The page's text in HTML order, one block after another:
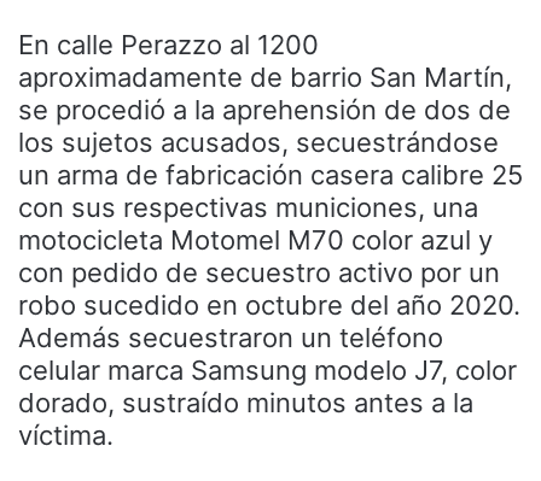
En calle Perazzo al 1200
aproximadamente de barrio San Martín,
se procedió a la aprehensión de dos de
los sujetos acusados, secuestrándose
un arma de fabricación casera calibre 25
con sus respectivas municiones, una
motocicleta Motomel M70 color azul y
con pedido de secuestro activo por un
robo sucedido en octubre del año 2020.
Además secuestraron un teléfono
celular marca Samsung modelo J7, color
dorado, sustraído minutos antes a la
víctima.